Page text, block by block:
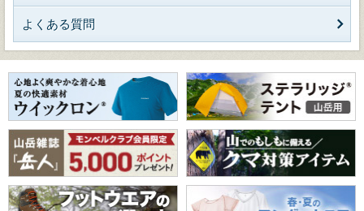
よくある質問